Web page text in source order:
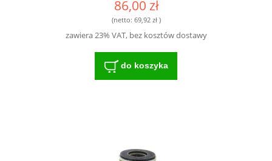
86,00 zł
(netto: 69,92 zł)
zawiera 23% VAT, bez kosztów dostawy
do koszyka